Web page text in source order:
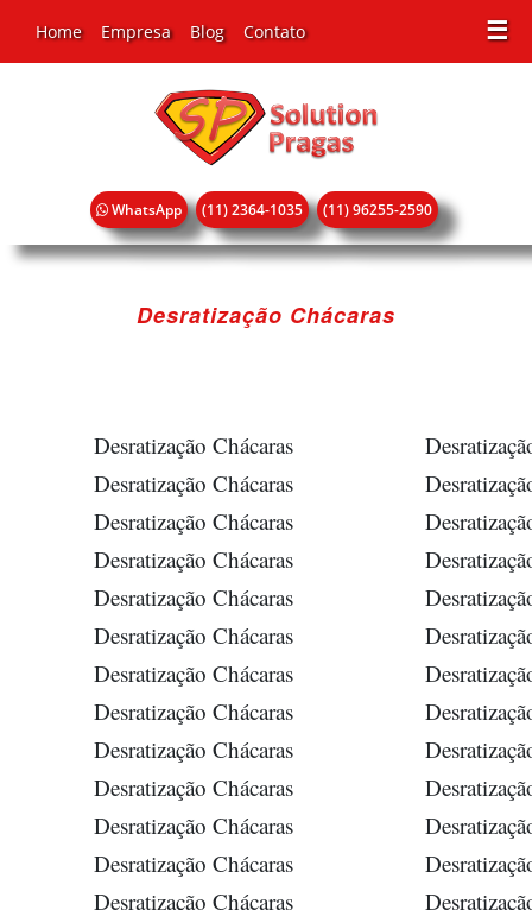
☰
Home Empresa Blog Contato
WhatsApp (11) 2364-1035 (11) 96255-2590
Desratização Chácaras
Desratização Chácaras
Desratização Chácaras
Desratização Chácaras
Desratização Chácaras
Desratização Chácaras
Desratização Chácaras
Desratização Chácaras
Desratização Chácaras
Desratização Chácaras
Desratização Chácaras
Desratização Chácaras
Desratização Chácaras
Desratização Chácaras